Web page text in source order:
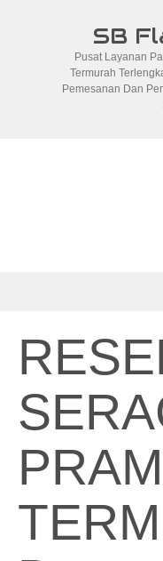
SB
Pusat Layanan
Termurah
Pemesanan Dan